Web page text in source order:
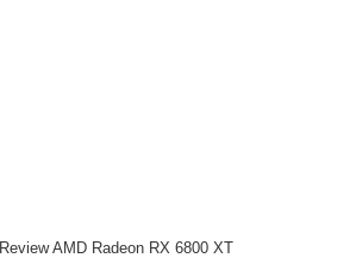
Review AMD Radeon RX 6800 XT